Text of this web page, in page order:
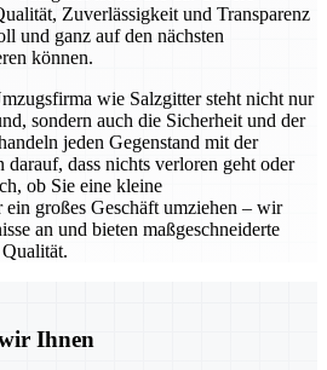
Zuverlässigkeit und Transparenz
und ganz auf den nächsten
können.
wie Salzgitter steht nicht nur
sondern auch die Sicherheit und der
jeden Gegenstand mit der
dass nichts verloren geht oder
ob Sie eine kleine
großes Geschäft umziehen – wir
an und bieten maßgeschneiderte
Ihnen